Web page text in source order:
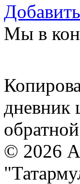
Мы в
дневник
© 2026